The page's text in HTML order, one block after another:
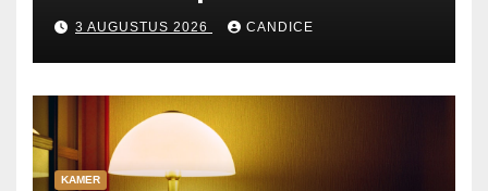
3 AUGUSTUS 2026 CANDICE
KAMER